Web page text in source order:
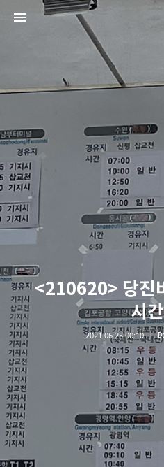
<210620> 당진
시
2021.06.25 00:10